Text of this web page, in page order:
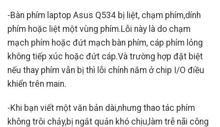
-Bàn phím laptop Asus Q534 bị liệt, chạm phím,dính
phím hoặc liệt một vùng phím.Lỗi này là do chạm
mạch phím hoặc đứt mạch bàn phím, cáp phím lỏng
không tiếp xúc hoặc đứt cáp.Và trường hợp đặt biệt
nếu thay phím vẫn bị thì lỗi chính nắm ở chip I/O điều
khiển trên main.
-Khi bạn viết một văn bản dài,nhưng thao tác phím
không trôi chảy,bị ngắt quản khó chịu,làm trễ nãi công